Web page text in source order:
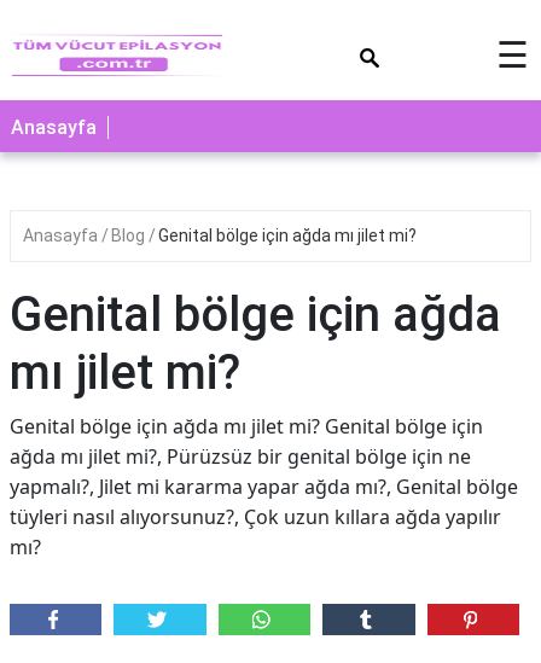
☰
Anasayfa
Anasayfa Blog Genital bölge için ağda mı jilet mi?
Genital bölge için ağda
mı jilet mi?
Genital bölge için ağda mı jilet mi? Genital bölge için
ağda mı jilet mi?, Pürüzsüz bir genital bölge için ne
yapmalı?, Jilet mi kararma yapar ağda mı?, Genital bölge
tüyleri nasıl alıyorsunuz?, Çok uzun kıllara ağda yapılır
mı?